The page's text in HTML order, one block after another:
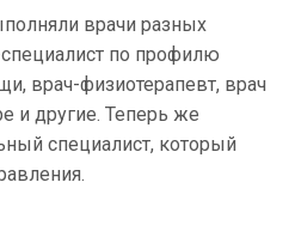
врачи разных
по профилю
врач-физиотерапевт, врач
и другие. Теперь же
специалист, который